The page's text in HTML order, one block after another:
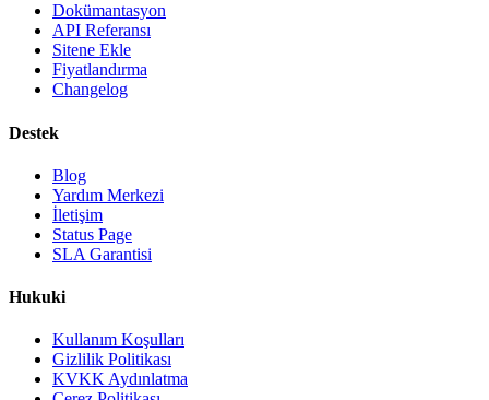
Dokümantasyon
API Referansı
Sitene Ekle
Fiyatlandırma
Changelog
Destek
Blog
Yardım Merkezi
İletişim
Status Page
SLA Garantisi
Hukuki
Kullanım Koşulları
Gizlilik Politikası
KVKK Aydınlatma